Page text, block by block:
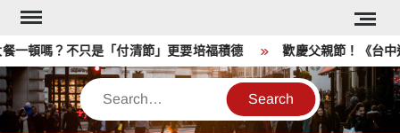
Skip
content
嗎？不只是「付清節」更要培福積德 歡慶父親節！《台中通
Search